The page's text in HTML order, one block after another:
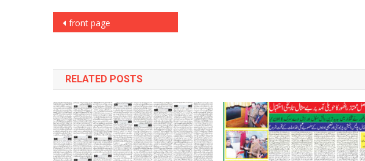
Post
front page
RELATED POSTS